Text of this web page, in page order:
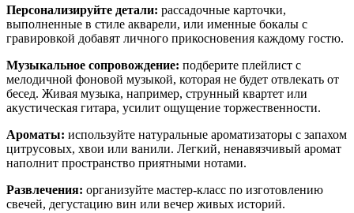
Персонализируйте детали: рассадочные карточки,
выполненные в стиле акварели, или именные бокалы с
гравировкой добавят личного прикосновения каждому гостю.
Музыкальное сопровождение: подберите плейлист с
мелодичной фоновой музыкой, которая не будет отвлекать от
бесед. Живая музыка, например, струнный квартет или
акустическая гитара, усилит ощущение торжественности.
Ароматы: используйте натуральные ароматизаторы с запахом
цитрусовых, хвои или ванили. Легкий, ненавязчивый аромат
наполнит пространство приятными нотами.
Развлечения: организуйте мастер-класс по изготовлению
свечей, дегустацию вин или вечер живых историй.